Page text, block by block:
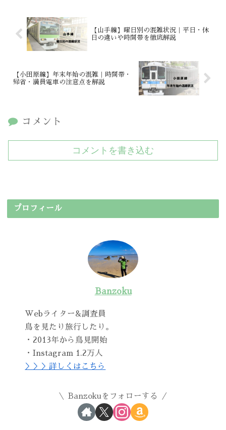
【山手線】曜日別の混雑状況｜平日・休
日の違いや時間帯を徹底解説
【小田原線】年末年始の混雑｜時間帯・
帰省・満員電車の注意点を解説
コメント
コメントを書き込む
プロフィール
Banzoku
Webライター&調査員
鳥を見たり旅行したり。
・2013年から鳥見開始
・Instagram 1.2万人
＞＞＞詳しくはこちら
Banzokuをフォローする